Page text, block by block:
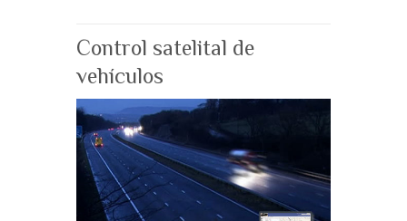
Control satelital de
vehículos